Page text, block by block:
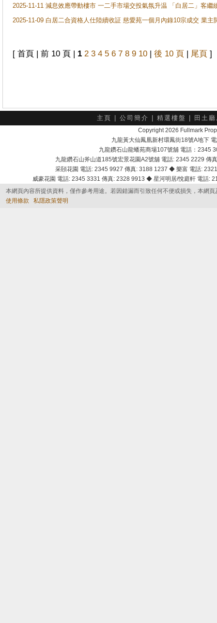
2025-11-11 減息效應帶動樓市 一二手市場交投氣氛升温 「白居二」客
2025-11-09 白居二合資格人仕陸續收証 慈愛苑一個月內錄10宗成交 業
[ 首頁 | 前 10 頁 | 1 2 3 4 5 6 7 8 9 10 | 後 10 頁 | 尾頁 ]
主頁 公司簡介 精選樓盤 田土
Copyright 2026 Fullmark
九龍黃大仙鳳凰新村環鳳街18號A地下
九龍鑽石山龍蟠苑商場107號舖 電話：2345
九龍鑽石山斧山道185號宏景花園A2號舖 電話: 2345 2229
采頣花園 電話: 2345 9927 傳真: 3188 1237 ◆ 樂富 電話:
威豪花園 電話: 2345 3331 傳真: 2328 9913 ◆ 星河明居/悅庭軒 電話
本網頁內容所提供資料，僅作參考用途。若因錯漏而引致任何不便或損失，本網
使用條款
私隱政策聲明